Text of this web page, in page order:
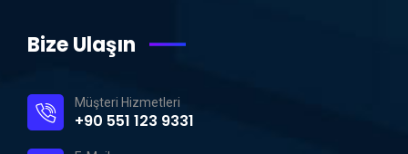
Bize Ulaşın
Müşteri Hizmetleri
+90 551 123 9331